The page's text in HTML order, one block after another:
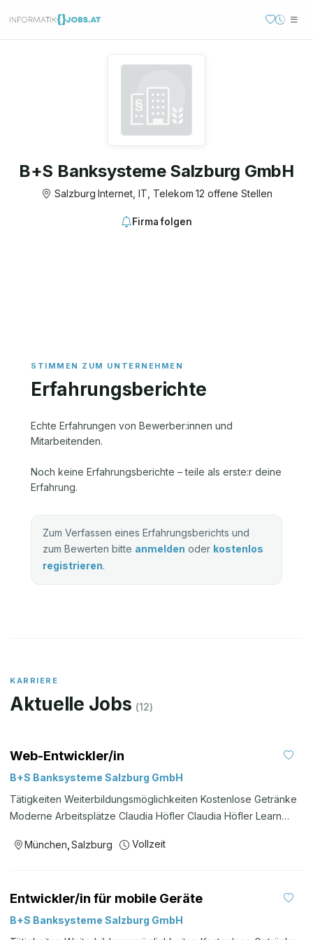
B+S Banksysteme Salzburg GmbH
Salzburg·Internet, IT, Telekom·12 offene Stellen
Firma folgen
Erfahrungsberichte
Echte Erfahrungen von Bewerber:innen und
Mitarbeitenden.
Noch keine Erfahrungsberichte – teile als erste:r deine
Erfahrung.
Zum Verfassen eines Erfahrungsberichts und
zum Bewerten bitte anmelden oder kostenlos
registrieren.
KARRIERE
Aktuelle Jobs (12)
Web-Entwickler/in
B+S Banksysteme Salzburg GmbH
Tätigkeiten Weiterbildungsmöglichkeiten Kostenlose Getränke
Moderne Arbeitsplätze Claudia Höfler Claudia Höfler Learn
bei einem etablierten und erfolgreichen Softwaredienstleister
ag.com, mit Angabe Ihres möglichen Eintrittstermins und sofern
vorhanden Ihrer Gehaltsvorstellung. Wir freuen uns auf Ihre
München Salzburg Vollzeit
Entwickler/in für mobile Geräte
B+S Banksysteme Salzburg GmbH